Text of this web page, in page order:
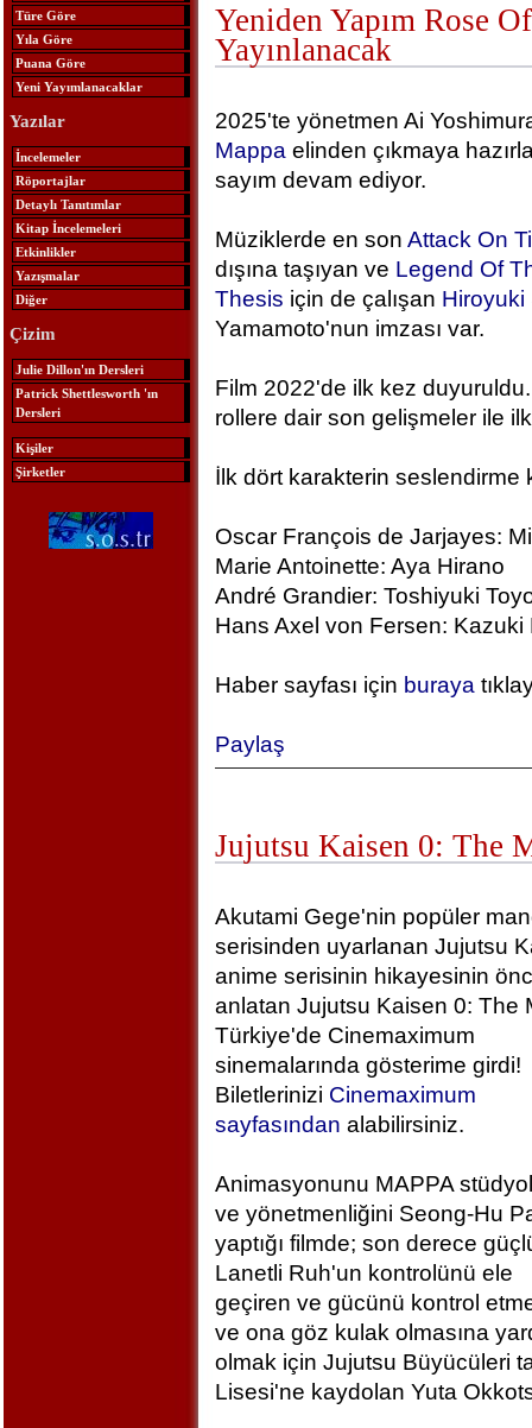
Türe Göre
Yıla Göre
Puana Göre
Yeni Yayımlanacaklar
Yazılar
İncelemeler
Röportajlar
Detaylı Tanıtımlar
Kitap İncelemeleri
Etkinlikler
Yazışmalar
Diğer
Çizim
Julie Dillon'ın Dersleri
Patrick Shettlesworth 'ın
Dersleri
Kişiler
Şirketler
Yeniden Yapım Rose
Yayınlanacak
2025'te yönetmen Ai
Mappa elinden çıkmaya
sayım devam ediyor.
Müziklerde en son Attack On
dışına taşıyan ve Legend Of
Thesis için de çalışan Hiroyuki
Yamamoto'nun imzası var.
Film 2022'de ilk kez
rollere dair son gelişmeler ile ilk
İlk dört karakterin seslendirme
Oscar François de Jarjayes:
Marie Antoinette: Aya Hirano
André Grandier: Toshiyuki
Hans Axel von Fersen: Kazuki
Haber sayfası için buraya
Paylaş
Jujutsu Kaisen 0: The
Akutami Gege'nin popüler
serisinden uyarlanan Jujutsu
anime serisinin hikayesinin
anlatan Jujutsu Kaisen 0: The
Türkiye'de Cinemaximum
sinemalarında gösterime girdi!
Biletlerinizi Cinemaximum
sayfasından alabilirsiniz.
Animasyonunu MAPPA
ve yönetmenliğini Seong-Hu
yaptığı filmde; son derece
Lanetli Ruh'un kontrolünü ele
geçiren ve gücünü kontrol
ve ona göz kulak olmasına
olmak için Jujutsu Büyücüleri
Lisesi'ne kaydolan Yuta